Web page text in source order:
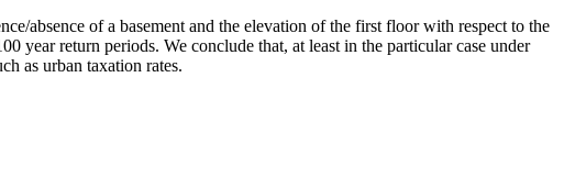
absence of a basement and the elevation of the first floor with respect to the
year return periods. We conclude that, at least in the particular case under
as urban taxation rates.